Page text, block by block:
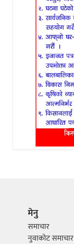
मेनु
समाचार
नुवाकोट समाचार